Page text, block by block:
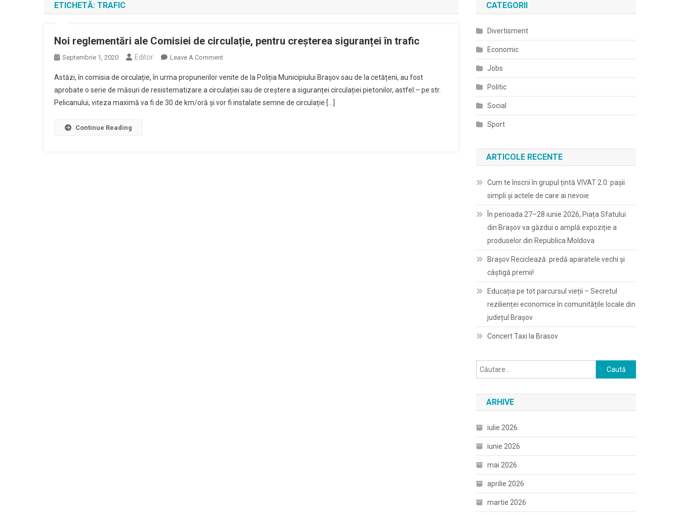
ETICHETĂ: TRAFIC
Noi reglementări ale Comisiei de circulație, pentru creșterea siguranței în trafic
Septembrie 1, 2020 Editor Leave A CommentOn
Reglementări
Ale
Comisiei
Astăzi, în comisia de circulație, în urma propunerilor venite de la Poliția Municipiului Brașov sau de la cetățeni, au fost
aprobate o serie de măsuri de resistematizare a circulației sau de creștere a siguranței circulației pietonilor, astfel:– pe str.
Pelicanului, viteza maximă va fi de 30 de km/oră și vor fi instalate semne de circulație […]
Continue Reading
CATEGORII
Divertisment
Economic
Jobs
Politic
Social
Sport
ARTICOLE RECENTE
Cum te înscrii în grupul țintă VIVAT 2.0: pașii
simpli și actele de care ai nevoie
În perioada 27–28 iunie 2026, Piața Sfatului
din Brașov va găzdui o amplă expoziție a
produselor din Republica Moldova
Brașov Reciclează: predă aparatele vechi și
câștigă premii!
Educația pe tot parcursul vieții – Secretul
rezilienței economice în comunitățile locale din
județul Brașov
Concert Taxi la Brasov
Caută
după:
ARHIVE
iulie 2026
iunie 2026
mai 2026
aprilie 2026
martie 2026